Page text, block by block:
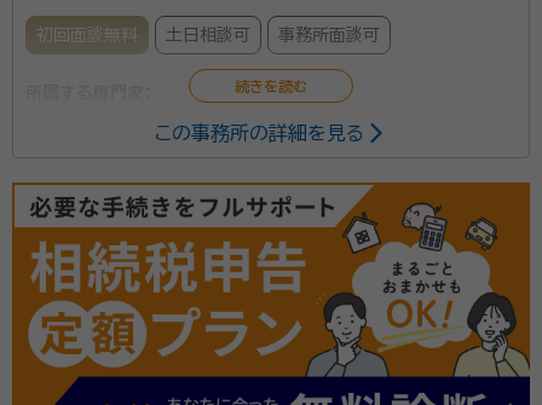
初回面談無料 土日相談可 事務所面談可
年 広島国税局採用 広島県、島根県、岡山県の税務署にて ・資産税
（相続税、贈与税、譲渡所得）の税務調査 ・路線価図の作成 ・広報、租
税教育 等を担当しました。 平成27年 東京国税局へ異動 横浜市内の
税務署にて、主に富裕層を中心に相続税調査を担当しました。 横浜中税
務署では総合特官チームのメンバーとして、横浜市内及び湘南エリアを中
心に 富裕層の相続税調査とオーナー会社の法人税調査を担当しました。
令和4年7月 保土ケ谷税務署（資産課税部門総括上席調査官）を最後に
退職 令和4年10月 税理士事務所開業
account_circle 満足度 5.0
ご利用時期：2026/3
面談の感想
訪問してくれると言ってくれたが、自宅から車で15分位なので出向きま
した。真面目そうで堅実に進めて頂きました。
契約後の感想
この事務所の詳細を見る